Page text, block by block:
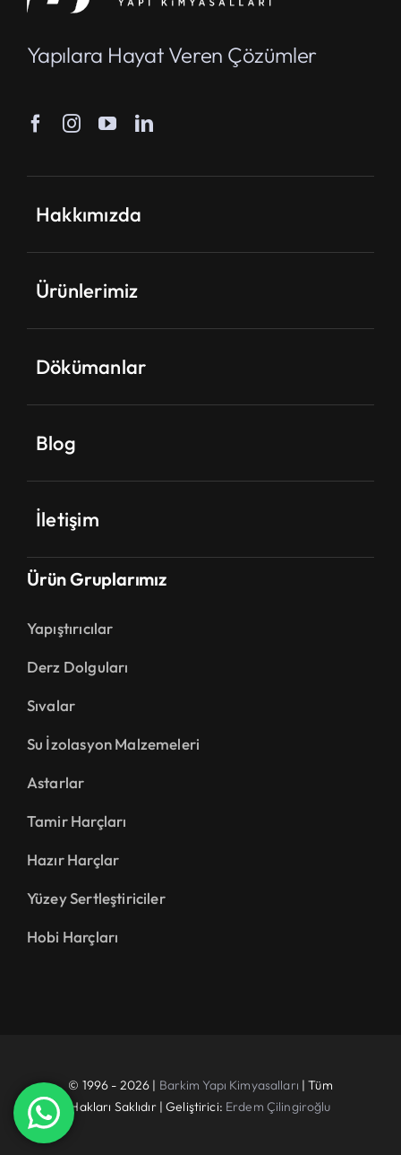
Yapılara Hayat Veren Çözümler
Hakkımızda
Ürünlerimiz
Dökümanlar
Blog
İletişim
Ürün Gruplarımız
Yapıştırıcılar
Derz Dolguları
Sıvalar
Su İzolasyon Malzemeleri
Astarlar
Tamir Harçları
Hazır Harçlar
Yüzey Sertleştiriciler
Hobi Harçları
© 1996 - 2026 | Barkim Yapı Kimyasalları | Tüm
Hakları Saklıdır | Geliştirici: Erdem Çilingiroğlu